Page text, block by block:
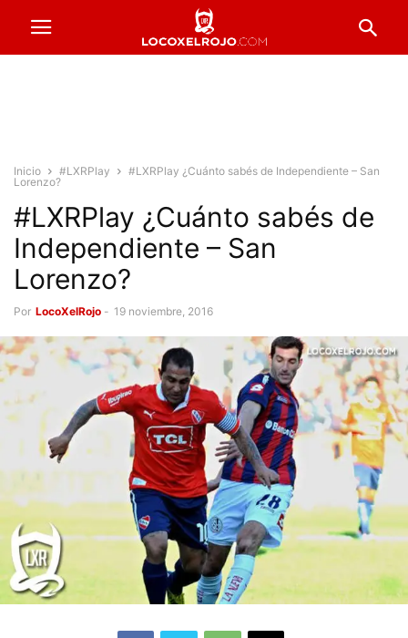
Inicio #LXRPlay
#LXRPlay ¿Cuánto sabés de Independiente – San
Lorenzo?
#LXRPlay ¿Cuánto sabés de
Independiente – San
Lorenzo?
Por LocoXelRojo - 19 noviembre, 2016